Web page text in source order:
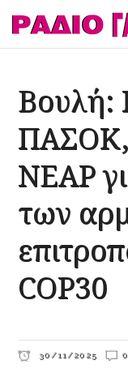
Βουλή:
ΠΑΣΟΚ,
ΝΕΑΡ
των
COP30
30/11/2025